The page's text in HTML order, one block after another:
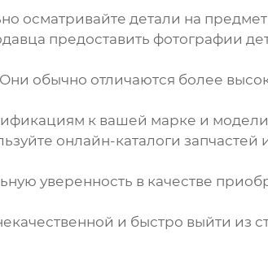
осматривайте детали на предмет
предоставить фотографии
обычно отличаются более
к вашей марке и
онлайн-каталоги запчастей
уверенность в качестве
и быстро выйти из